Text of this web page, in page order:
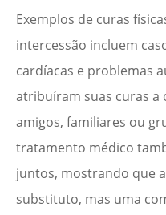
Exemplos de curas
intercessão incluem
cardíacas e problemas
atribuíram suas curas a
amigos, familiares ou
tratamento médico
juntos, mostrando que
substituto, mas uma